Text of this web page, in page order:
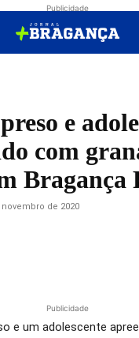
Publicidade
e
com
Bragança
novembro de 2020
Publicidade
e um adolescente